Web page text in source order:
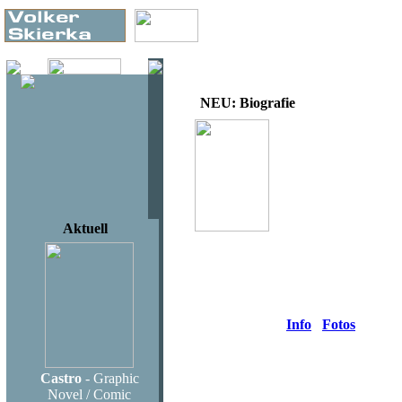
Aktuell
Castro- Graphic
Novel / Comic
NEU: Biografie
Info Fotos